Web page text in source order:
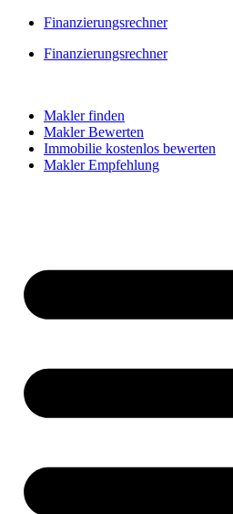
Skip
content
Finanzierungsrechner
Finanzierungsrechner
Makler finden
Makler Bewerten
Immobilie kostenlos bewerten
Makler Empfehlung